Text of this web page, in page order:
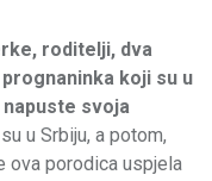
roditelji, dva
koji su u
napuste svoja
u Srbiju, a potom,
ova porodica uspjela